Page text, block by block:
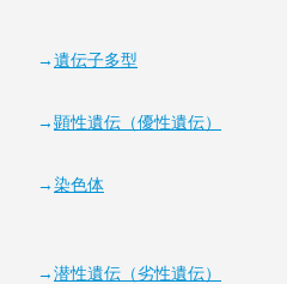
遺伝子多型
顕性遺伝（優性遺伝）
染色体
潜性遺伝（劣性遺伝）